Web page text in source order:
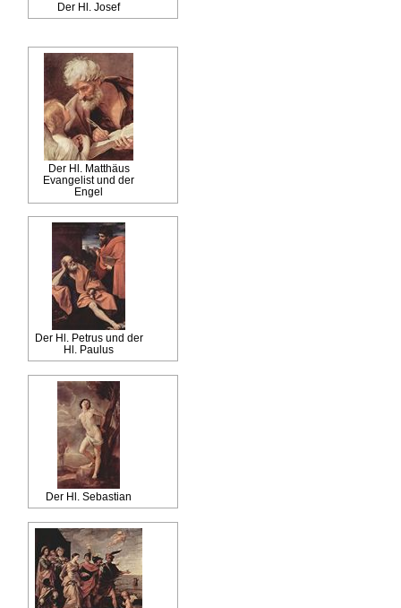
Der Hl. Josef
Der Hl. Matthäus
Evangelist und der
Engel
Der Hl. Petrus und der
Hl. Paulus
Der Hl. Sebastian